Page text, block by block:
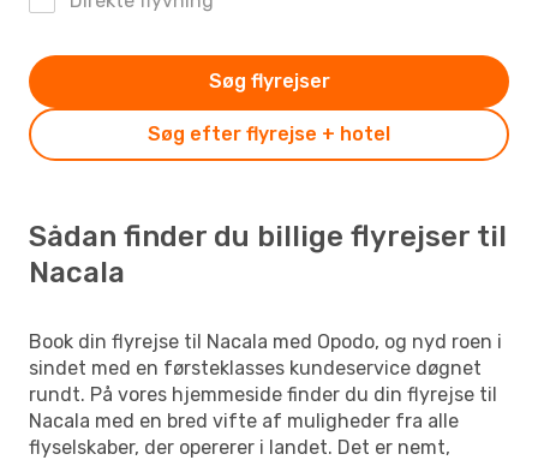
Søg efter flyrejse + hotel
Søg flyrejser
Sådan finder du billige flyrejser til
Nacala
Book din flyrejse til Nacala med Opodo, og nyd roen i
sindet med en førsteklasses kundeservice døgnet
rundt. På vores hjemmeside finder du din flyrejse til
Nacala med en bred vifte af muligheder fra alle
flyselskaber, der opererer i landet. Det er nemt,